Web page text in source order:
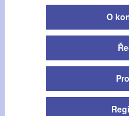
O